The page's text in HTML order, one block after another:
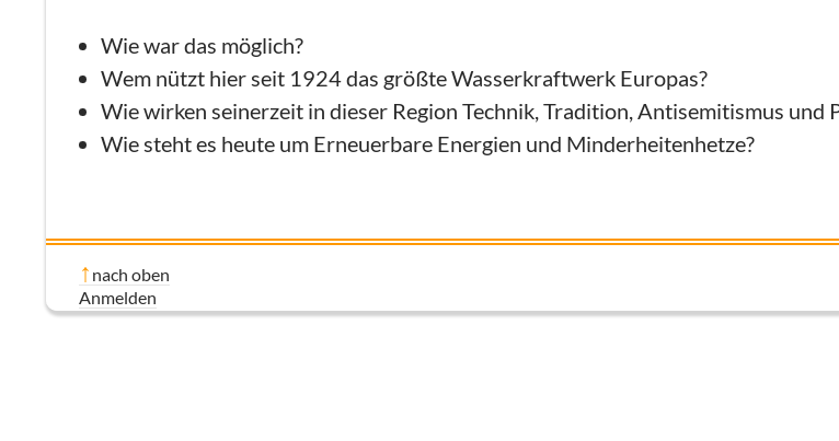
Wie war das möglich?
Wem nützt hier seit 1924 das größte Wasserkraftwerk Europas?
Wie wirken seinerzeit in dieser Region Technik, Tradition, Antisemitismus und
Wie steht es heute um Erneuerbare Energien und Minderheitenhetze?
nach oben
Anmelden